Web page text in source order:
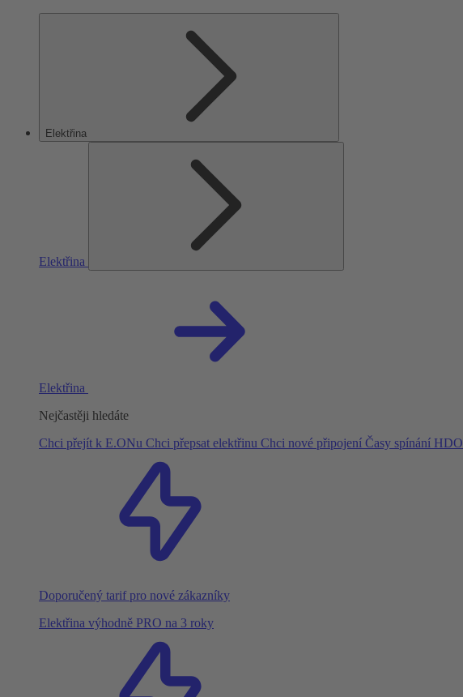
Elektřina
Elektřina
Elektřina
Nejčastěji hledáte
Chci přejít k E.ONu Chci přepsat elektřinu Chci nové připojení Časy spínání HDO
Doporučený tarif pro nové zákazníky
Elektřina výhodně PRO na 3 roky